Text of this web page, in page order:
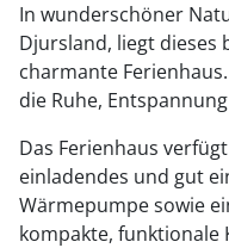
In wunderschöner
Djursland, liegt dieses
charmante
die Ruhe,
Das Ferienhaus
einladendes und gut
Wärmepumpe sowie
kompakte,